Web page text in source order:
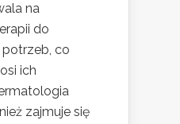
na
do
co
ich
zajmuje się